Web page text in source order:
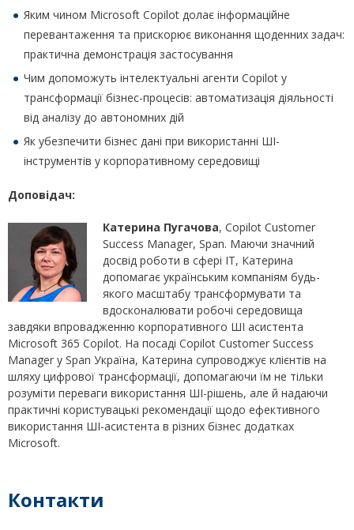
Яким чином Microsoft Copilot долає інформаційне
перевантаження та прискорює виконання щоденних задач:
практична демонстрація застосування
Чим допоможуть інтелектуальні агенти Copilot у
трансформації бізнес-процесів: автоматизація діяльності
від аналізу до автономних дій
Як убезпечити бізнес дані при використанні ШІ-
інструментів у корпоративному середовищі
Доповідач:
Катерина Пугачова, Copilot Customer
Success Manager, Span. Маючи значний
досвід роботи в сфері ІТ, Катерина
допомагає українським компаніям будь-
якого масштабу трансформувати та
вдосконалювати робочі середовища
завдяки впровадженню корпоративного ШІ асистента
Microsoft 365 Copilot. На посаді Copilot Customer Success
Manager у Span Україна, Катерина супроводжує клієнтів на
шляху цифрової трансформації, допомагаючи їм не тільки
розуміти переваги використання ШІ-рішень, але й надаючи
практичні користувацькі рекомендації щодо ефективного
використання ШІ-асистента в різних бізнес додатках
Microsoft.
Контакти